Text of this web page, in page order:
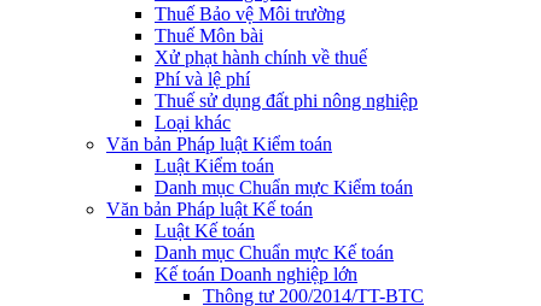
Thuế Bảo vệ Môi trường
Thuế Môn bài
Xử phạt hành chính về thuế
Phí và lệ phí
Thuế sử dụng đất phi nông nghiệp
Loại khác
Văn bản Pháp luật Kiểm toán
Luật Kiểm toán
Danh mục Chuẩn mực Kiểm toán
Văn bản Pháp luật Kế toán
Luật Kế toán
Danh mục Chuẩn mực Kế toán
Kế toán Doanh nghiệp lớn
Thông tư 200/2014/TT-BTC